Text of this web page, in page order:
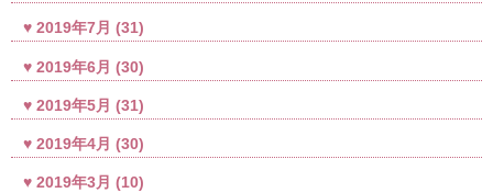
2019年7月 (31)
2019年6月 (30)
2019年5月 (31)
2019年4月 (30)
2019年3月 (10)